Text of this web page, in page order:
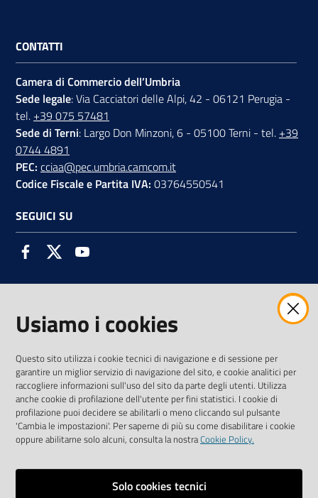
CONTATTI
Camera di Commercio dell’Umbria
Sede legale: Via Cacciatori delle Alpi, 42 - 06121 Perugia -
tel. +39 075 57481
Sede di Terni: Largo Don Minzoni, 6 - 05100 Terni - tel. +39
0744 4891
PEC: cciaa@pec.umbria.camcom.it
Codice Fiscale e Partita IVA: 03764550541
SEGUICI SU
FacebookTwitter
AMMINISTRAZIONE TRASPARENTE INTERCAM S.C.A.R.L.
Vai alla pagina
Media Policy
Usiamo i cookies
Questo sito utilizza i cookie tecnici di navigazione e di sessione per
garantire un miglior servizio di navigazione del sito, e cookie analitici per
raccogliere informazioni sull'uso del sito da parte degli utenti. Utilizza
anche cookie di profilazione dell'utente per fini statistici. I cookie di
profilazione puoi decidere se abilitarli o meno cliccando sul pulsante
'Cambia le impostazioni'. Per saperne di più su come disabilitare i cookie
oppure abilitarne solo alcuni, consulta la nostraCookie Policy.
Solo cookies tecnici